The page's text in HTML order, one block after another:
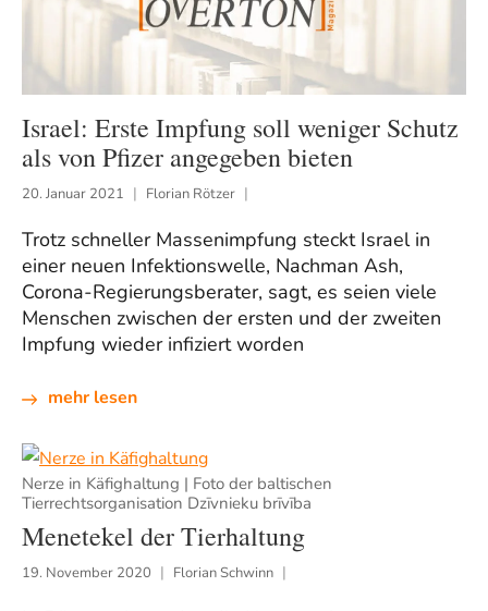
Israel: Erste Impfung soll weniger Schutz
als von Pfizer angegeben bieten
20. Januar 2021 Florian Rötzer
Trotz schneller Massenimpfung steckt Israel in
einer neuen Infektionswelle, Nachman Ash,
Corona-Regierungsberater, sagt, es seien viele
Menschen zwischen der ersten und der zweiten
Impfung wieder infiziert worden
mehr lesen
Nerze in Käfighaltung | Foto der baltischen
Tierrechtsorganisation Dzīvnieku brīvība
Menetekel der Tierhaltung
19. November 2020 Florian Schwinn